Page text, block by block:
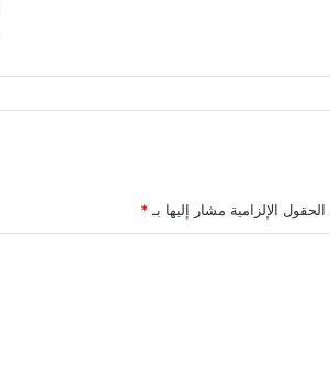
الحقول الإلزامية مشار إليها بـ *